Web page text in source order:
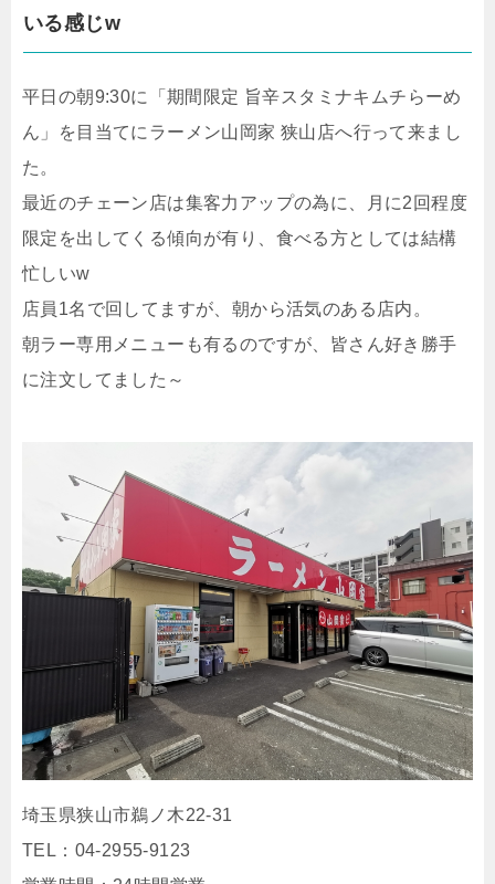
いる感じw
平日の朝9:30に「期間限定 旨辛スタミナキムチらーめ
ん」を目当てにラーメン山岡家 狭山店へ行って来まし
た。
最近のチェーン店は集客力アップの為に、月に2回程度
限定を出してくる傾向が有り、食べる方としては結構
忙しいw
店員1名で回してますが、朝から活気のある店内。
朝ラー専用メニューも有るのですが、皆さん好き勝手
に注文してました～
埼玉県狭山市鵜ノ木22-31
TEL：04-2955-9123